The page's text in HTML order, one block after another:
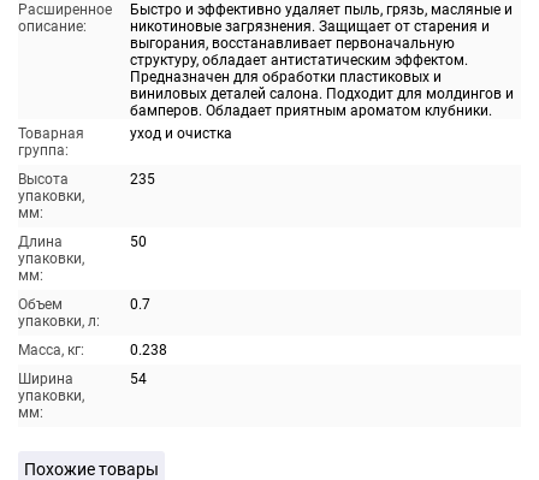
Расширенное
описание:
Быстро и эффективно удаляет пыль, грязь, масляные и
никотиновые загрязнения. Защищает от старения и
выгорания, восстанавливает первоначальную
структуру, обладает антистатическим эффектом.
Предназначен для обработки пластиковых и
виниловых деталей салона. Подходит для молдингов и
бамперов. Обладает приятным ароматом клубники.
Товарная
группа:
уход и очистка
Высота
упаковки,
мм:
235
Длина
упаковки,
мм:
50
Объем
упаковки, л:
0.7
Масса, кг:
0.238
Ширина
упаковки,
мм:
54
Похожие товары